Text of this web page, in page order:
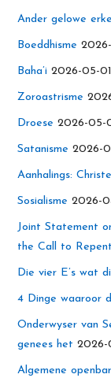
Ander gelowe
Boeddhisme
Baha’i 2026-05-01
Zoroastrisme
Droese 2026-05-
Satanisme 2026-
Aanhalings:
Sosialisme 2026-
Joint Statement
the Call to
Die vier E’s wat
4 Dinge waaroor
Onderwyser van
genees het 2026-
Algemene